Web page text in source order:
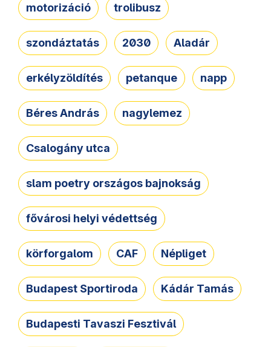
motorizáció trolibusz
szondáztatás 2030 Aladár
erkélyzöldítés petanque napp
Béres András nagylemez
Csalogány utca
slam poetry országos bajnokság
fővárosi helyi védettség
körforgalom CAF Népliget
Budapest Sportiroda Kádár Tamás
Budapesti Tavaszi Fesztivál